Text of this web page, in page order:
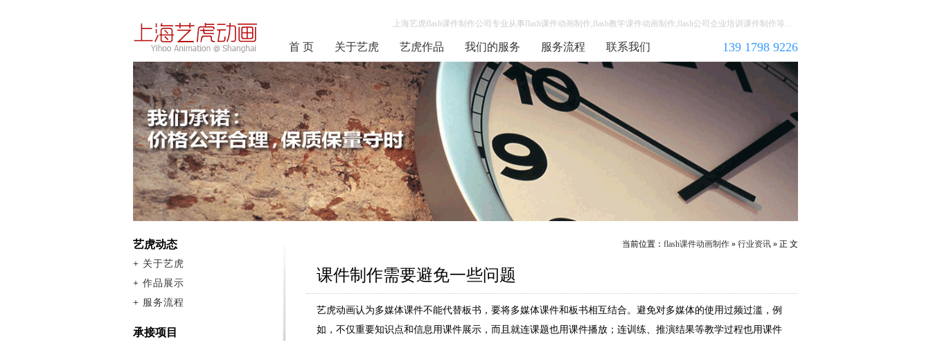
上海艺虎flash课件制作公司专业从事flash课件动画制作,flash教学课件动画制作,flash公司企业培训课件制作等...
首 页 关于艺虎 艺虎作品 我们的服务 服务流程 联系我们 139 1798 9226
当前位置： flash课件动画制作 » 行业资讯 » 正 文
课件制作需要避免一些问题
艺虎动画认为多媒体课件不能代替板书，要将多媒体课件和板书相互结合。避免对多媒体的使用过频过滥，例
如，不仅重要知识点和信息用课件展示，而且就连课题也用课件播放；连训练、推演结果等教学过程也用课件
艺虎动态
+ 关于艺虎
+ 作品展示
+ 服务流程
承接项目